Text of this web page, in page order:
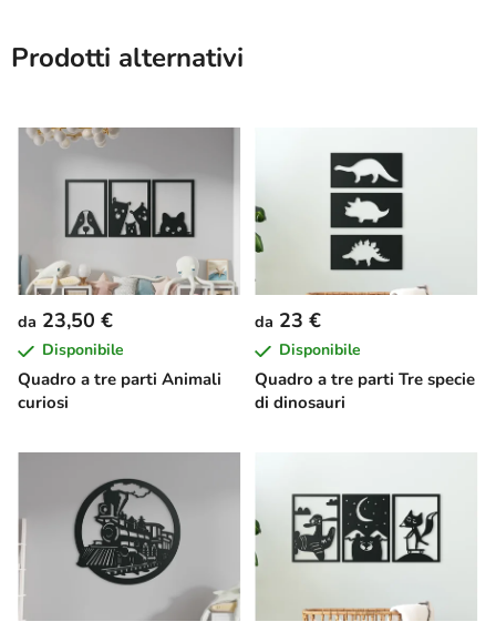
Prodotti alternativi
Quadro a tre parti Animali
curiosi
da 23,50 €
Disponibile
Quadro a tre parti Tre specie
di dinosauri
da 23 €
Disponibile